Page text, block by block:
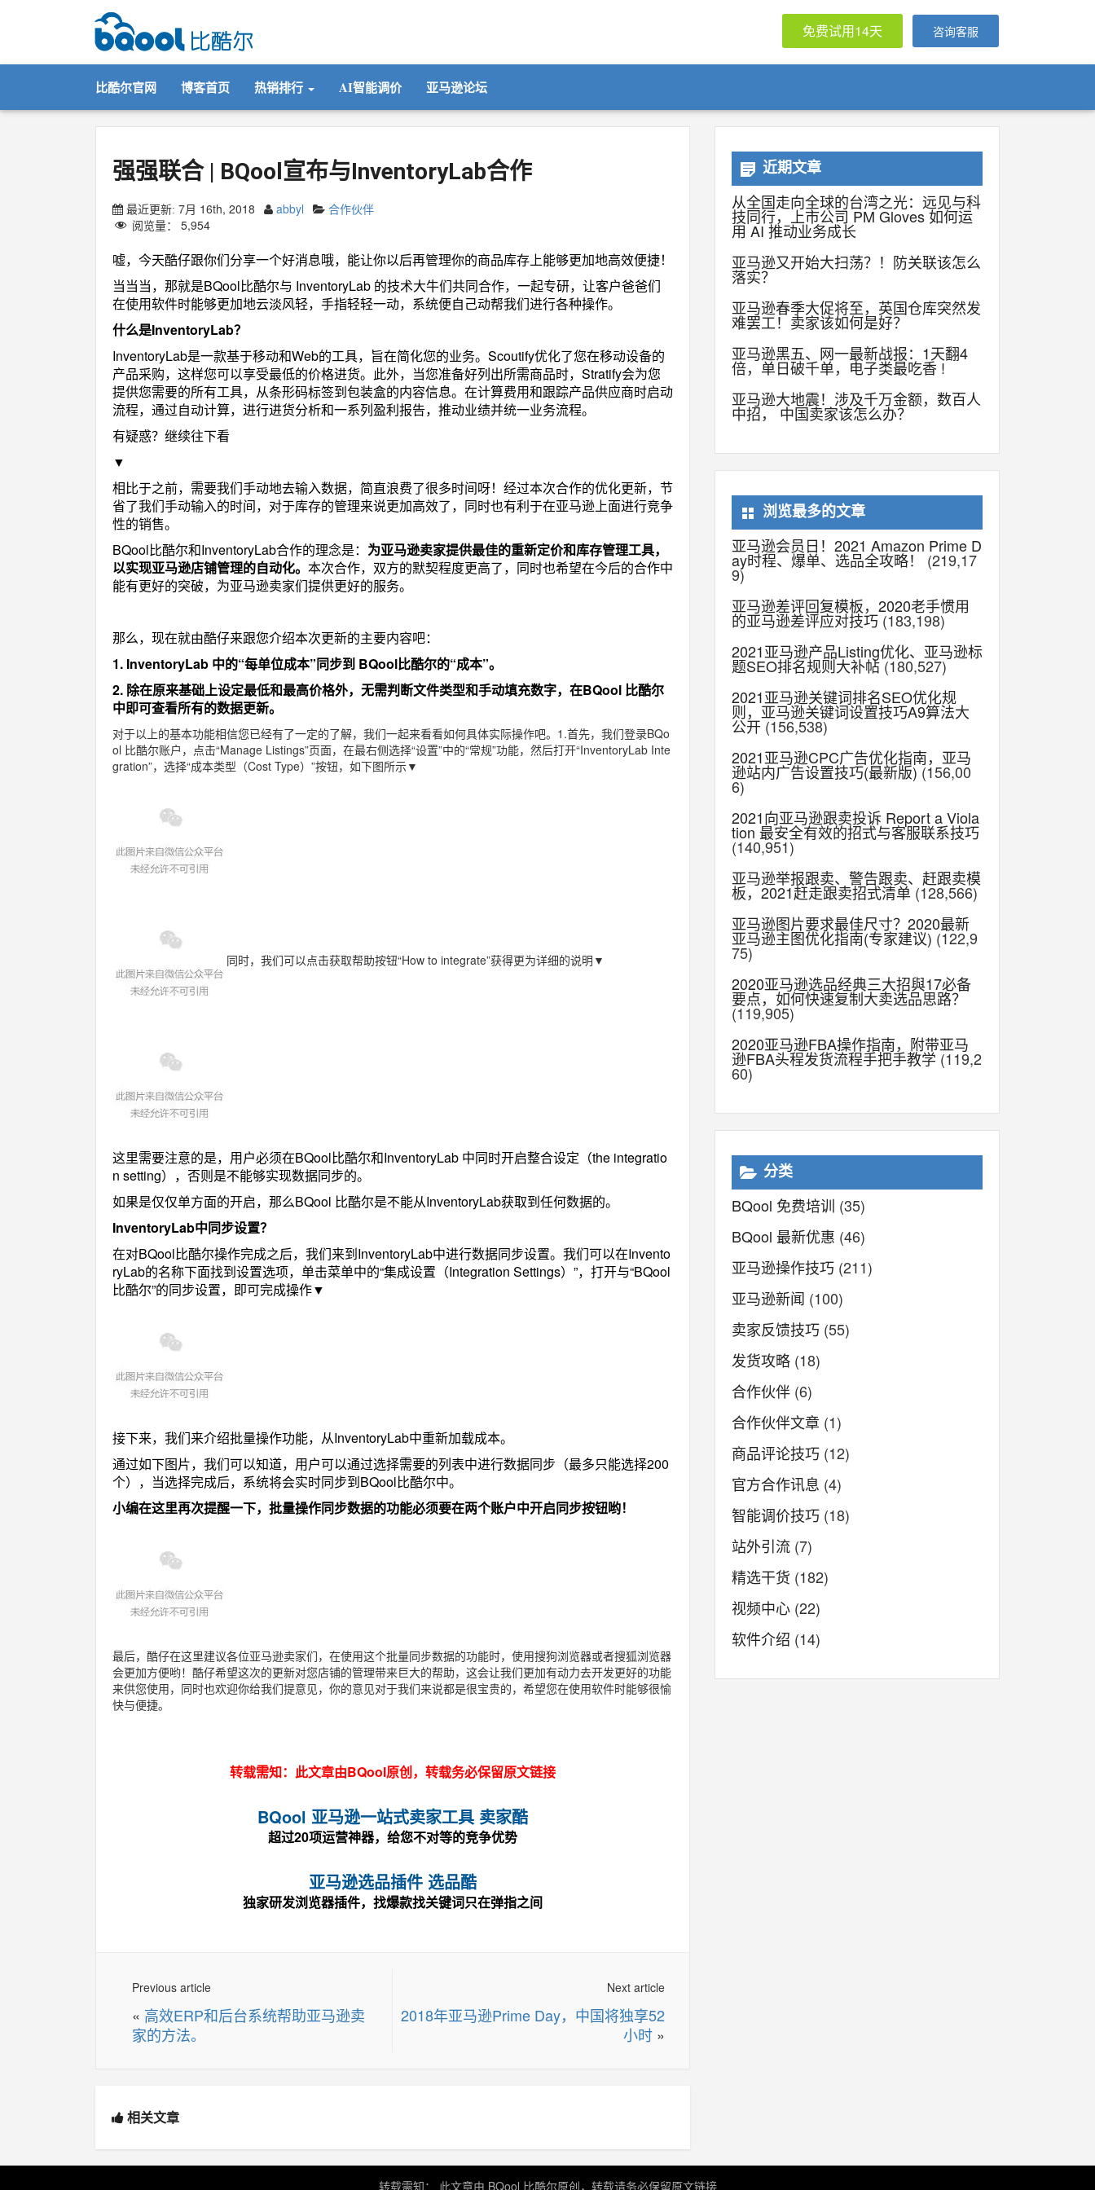
免费试用14天 咨询客服
比酷尔官网 博客首页 热销排行 AI智能调价 亚马逊论坛
强强联合 | BQool宣布与InventoryLab合作
最近更新: 7月 16th, 2018 abbyl
合作伙伴
阅览量： 5,954
嘘，今天酷仔跟你们分享一个好消息哦，能让你以后再管理你的商品库存上能够更加地高效便捷！
当当当，那就是BQool比酷尔与 InventoryLab 的技术大牛们共同合作，一起专研，让客户爸爸们
在使用软件时能够更加地云淡风轻，手指轻轻一动，系统便自己动帮我们进行各种操作。
什么是InventoryLab？
InventoryLab是一款基于移动和Web的工具，旨在简化您的业务。Scoutify优化了您在移动设备的
产品采购，这样您可以享受最低的价格进货。此外，当您准备好列出所需商品时，Stratify会为您
提供您需要的所有工具，从条形码标签到包装盒的内容信息。在计算费用和跟踪产品供应商时启动
流程，通过自动计算，进行进货分析和一系列盈利报告，推动业绩并统一业务流程。
有疑惑？继续往下看
▼
相比于之前，需要我们手动地去输入数据，简直浪费了很多时间呀！经过本次合作的优化更新，节
省了我们手动输入的时间，对于库存的管理来说更加高效了，同时也有利于在亚马逊上面进行竞争
性的销售。
BQool比酷尔和InventoryLab合作的理念是： 为亚马逊卖家提供最佳的重新定价和库存管理工具，
以实现亚马逊店铺管理的自动化。 本次合作，双方的默契程度更高了，同时也希望在今后的合作中
能有更好的突破，为亚马逊卖家们提供更好的服务。
那么，现在就由酷仔来跟您介绍本次更新的主要内容吧：
1. InventoryLab 中的“每单位成本”同步到 BQool比酷尔的“成本”。
2. 除在原来基础上设定最低和最高价格外，无需判断文件类型和手动填充数字，在BQool 比酷尔
中即可查看所有的数据更新。
对于以上的基本功能相信您已经有了一定的了解，我们一起来看看如何具体实际操作吧。1.首先，我们登录BQo
ol 比酷尔账户，点击“Manage Listings”页面，在最右侧选择“设置”中的“常规”功能，然后打开“InventoryLab Inte
gration”，选择“成本类型（Cost Type）”按钮，如下图所示▼
同时，我们可以点击获取帮助按钮“How to integrate”获得更为详细的说明▼
这里需要注意的是，用户必须在BQool比酷尔和InventoryLab 中同时开启整合设定（the integratio
n setting），否则是不能够实现数据同步的。
如果是仅仅单方面的开启，那么BQool 比酷尔是不能从InventoryLab获取到任何数据的。
InventoryLab中同步设置？
在对BQool比酷尔操作完成之后，我们来到InventoryLab中进行数据同步设置。我们可以在Invento
ryLab的名称下面找到设置选项，单击菜单中的“集成设置（Integration Settings）”，打开与“BQool
比酷尔”的同步设置，即可完成操作▼
接下来，我们来介绍批量操作功能，从InventoryLab中重新加载成本。
通过如下图片，我们可以知道，用户可以通过选择需要的列表中进行数据同步（最多只能选择200
个），当选择完成后，系统将会实时同步到BQool比酷尔中。
小编在这里再次提醒一下，批量操作同步数据的功能必须要在两个账户中开启同步按钮哟！
最后，酷仔在这里建议各位亚马逊卖家们，在使用这个批量同步数据的功能时，使用搜狗浏览器或者搜狐浏览器
会更加方便哟！酷仔希望这次的更新对您店铺的管理带来巨大的帮助，这会让我们更加有动力去开发更好的功能
来供您使用，同时也欢迎你给我们提意见，你的意见对于我们来说都是很宝贵的，希望您在使用软件时能够很愉
快与便捷。
转载需知：此文章由BQool原创，转载务必保留原文链接
BQool 亚马逊一站式卖家工具 卖家酷
超过20项运营神器，给您不对等的竞争优势
亚马逊选品插件 选品酷
独家研发浏览器插件，找爆款找关键词只在弹指之间
Next article
2018年亚马逊Prime Day，中国将独享52
小时 »
Previous article
« 高效ERP和后台系统帮助亚马逊卖
家的方法。
相关文章
近期文章
从全国走向全球的台湾之光：远见与科
技同行，上市公司 PM Gloves 如何运
用 AI 推动业务成长
亚马逊又开始大扫荡？！防关联该怎么
落实？
亚马逊春季大促将至，英国仓库突然发
难罢工！卖家该如何是好？
亚马逊黑五、网一最新战报：1天翻4
倍，单日破千单，电子类最吃香 !
亚马逊大地震！涉及千万金额，数百人
中招， 中国卖家该怎么办？
浏览最多的文章
亚马逊会员日！2021 Amazon Prime D
ay时程、爆单、选品全攻略！ (219,17
9)
亚马逊差评回复模板，2020老手惯用
的亚马逊差评应对技巧 (183,198)
2021亚马逊产品Listing优化、亚马逊标
题SEO排名规则大补帖(180,527)
2021亚马逊关键词排名SEO优化规
则，亚马逊关键词设置技巧A9算法大
公开 (156,538)
2021亚马逊CPC广告优化指南，亚马
逊站内广告设置技巧(最新版) (156,00
6)
2021向亚马逊跟卖投诉 Report a Viola
tion 最安全有效的招式与客服联系技巧
(140,951)
亚马逊举报跟卖、警告跟卖、赶跟卖模
板，2021赶走跟卖招式清单 (128,566)
亚马逊图片要求最佳尺寸？2020最新
亚马逊主图优化指南(专家建议) (122,9
75)
2020亚马逊选品经典三大招與17必备
要点，如何快速复制大卖选品思路？
(119,905)
2020亚马逊FBA操作指南，附带亚马
逊FBA头程发货流程手把手教学 (119,2
60)
分类
BQool 免费培训 (35)
BQool 最新优惠 (46)
亚马逊操作技巧 (211)
亚马逊新闻 (100)
卖家反馈技巧 (55)
发货攻略 (18)
合作伙伴 (6)
合作伙伴文章 (1)
商品评论技巧 (12)
官方合作讯息 (4)
智能调价技巧 (18)
站外引流 (7)
精选干货 (182)
视频中心 (22)
软件介绍 (14)
转载需知： 此文章由 BQool 比酷尔原创，转载请务必保留原文链接